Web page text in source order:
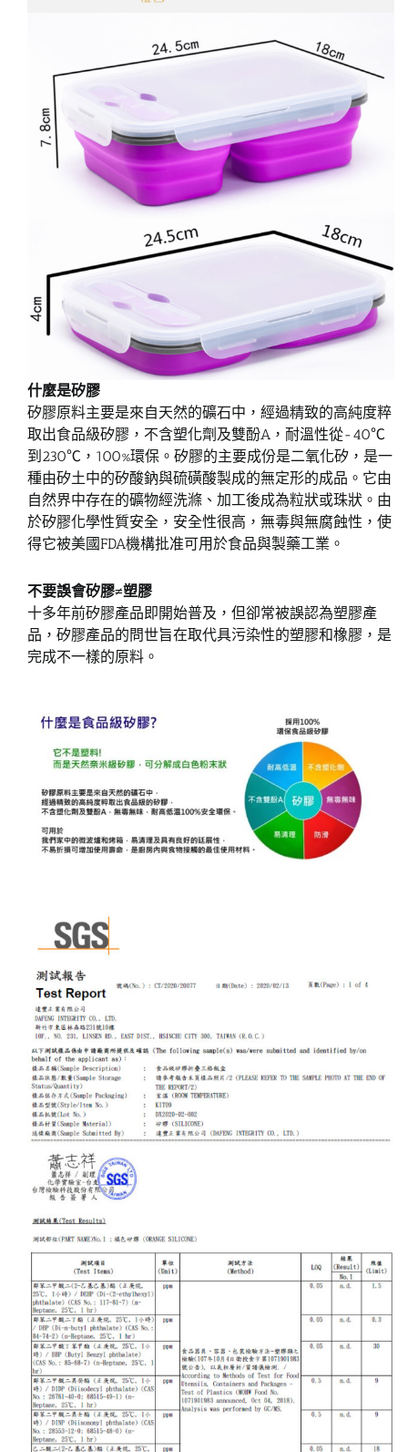
什麼是矽膠
矽膠原料主要是來自天然的礦石中，經過精致的高純度粹
取出食品級矽膠，不含塑化劑及雙酚A，耐溫性從-40℃
到230℃，100%環保。矽膠的主要成份是二氧化矽，是一
種由矽土中的矽酸鈉與硫磺酸製成的無定形的成品。它由
自然界中存在的礦物經洗滌、加工後成為粒狀或珠狀。由
於矽膠化學性質安全，安全性很高，無毒與無腐蝕性，使
得它被美國FDA機構批准可用於食品與製藥工業。
不要誤會矽膠≠塑膠
十多年前矽膠產品即開始普及，但卻常被誤認為塑膠產
品，矽膠產品的問世旨在取代具污染性的塑膠和橡膠，是
完成不一樣的原料。